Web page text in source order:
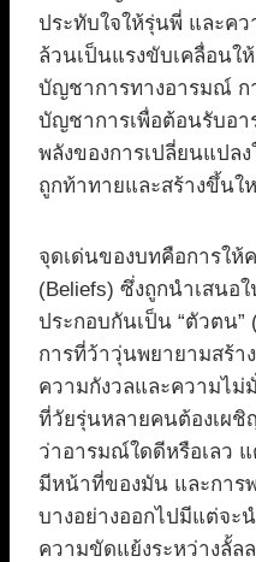
ประทับใจให้รุ่นพี่ และคว
ล้วนเป็นแรงขับเคลื่อนใ
บัญชาการทางอารมณ์ ก
บัญชาการเพื่อต้อนรับอ
พลังของการเปลี่ยนแปล
ถูกท้าทายและสร้างขึ้นใ
จุดเด่นของบทคือการให้
(Beliefs) ซึ่งถูกนำเสนอ
ประกอบกันเป็น “ตัวตน”
การที่ว้าวุ่นพยายามสร้า
ความกังวลและความไม่
ที่วัยรุ่นหลายคนต้องเผ
ว่าอารมณ์ใดดีหรือเลว
มีหน้าที่ของมัน และการ
บางอย่างออกไปมีแต่จะ
ความขัดแย้งระหว่างลั้ล